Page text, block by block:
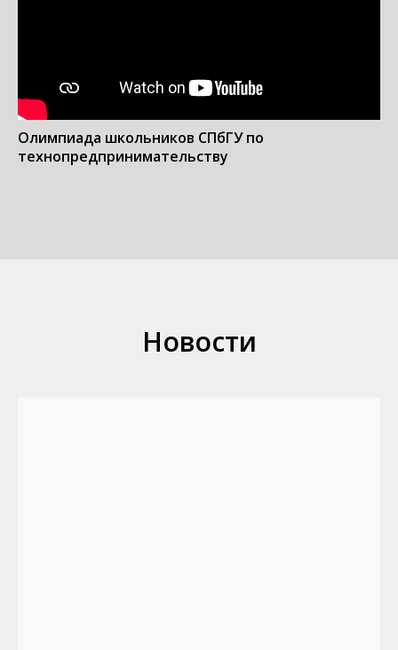
Олимпиада школьников СПбГУ по
технопредпринимательству
Новости